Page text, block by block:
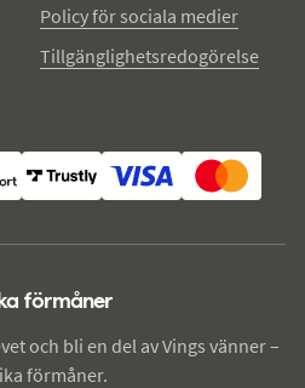
Policy för sociala medier
Tillgänglighetsredogörelse
förmåner
och bli en del av Vings vänner –
förmåner.